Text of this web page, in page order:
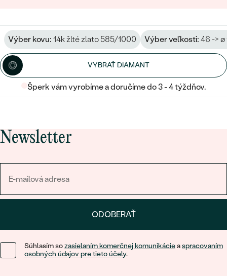
Výber kovu: 14k žlté zlato 585/1000 Výber veľkosti: 46 -> ø
VYBRAŤ DIAMANT
Šperk vám vyrobíme a doručíme do 3 - 4 týždňov.
Newsletter
ODOBERAŤ
Súhlasím sozasielaním komerčnej komunikácieaspracovaním
osobných údajov pre tieto účely.